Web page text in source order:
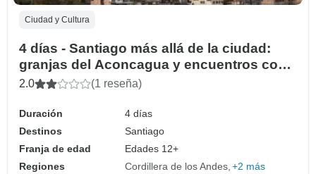
Ciudad y Cultura
4 días - Santiago más allá de la ciudad:
granjas del Aconcagua y encuentros con
alpacas
2.0 (1 reseña)
Duración
4 días
Destinos
Santiago
Franja de edad
Edades 12+
Regiones
Cordillera de los Andes +2 más